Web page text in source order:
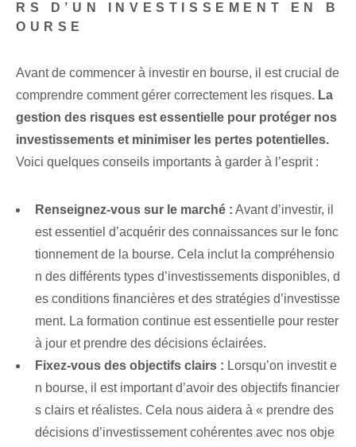
RS D’UN INVESTISSEMENT EN B
OURSE
Avant de commencer à investir⁤ en bourse, il est crucial de
comprendre comment gérer correctement les risques.‌ La
gestion des risques est essentielle pour protéger nos
investissements et minimiser les pertes potentielles.
Voici quelques conseils importants à garder à l’esprit :
Renseignez-vous sur le marché : Avant d’investir, il
est essentiel d’acquérir des connaissances sur le fonc
tionnement de la bourse. Cela inclut la compréhensio
n des différents types d’investissements disponibles, d
es conditions financières et des stratégies d’investisse
ment. La formation continue est essentielle pour rester
à jour et prendre des décisions éclairées.
Fixez-vous des objectifs clairs : Lorsqu’on investit e
n bourse, il est important d’avoir des objectifs financier
s clairs et réalistes. Cela nous aidera à « prendre des
décisions d’investissement​ cohérentes avec ⁢nos ⁤obje